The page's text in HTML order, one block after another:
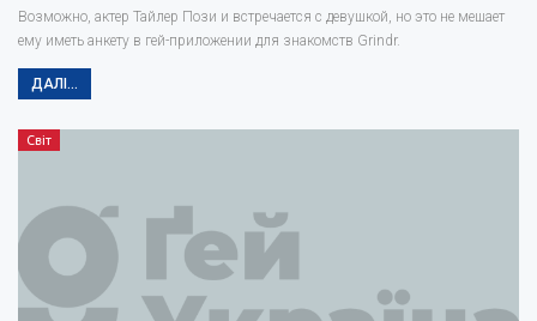
Возможно, актер Тайлер Пози и встречается с девушкой, но это не мешает
ему иметь анкету в гей-приложении для знакомств Grindr.
ДАЛІ...
Світ